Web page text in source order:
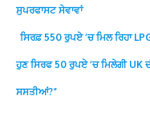
ਸੁਪਰਫਾਸਟ ਸੇਵਾਵਾਂ
ਸਿਰਫ਼ 550 ਰੁਪਏ ‘ਚ ਮਿਲ ਰਿਹਾ
ਹੁਣ ਸਿਰਫ 50 ਰੁਪਏ ‘ਚ ਮਿਲੇਗੀ
ਸਸਤੀਆਂ?”